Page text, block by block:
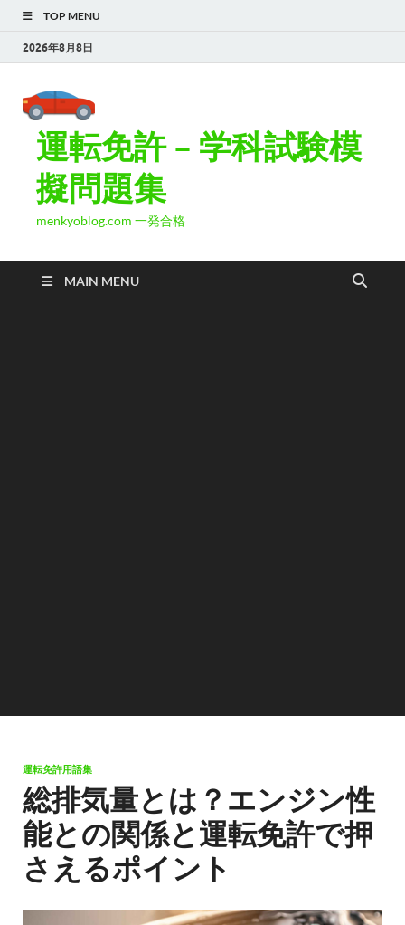
TOP MENU
2026年8月8日
運転免許 – 学科試験模
擬問題集
menkyoblog.com 一発合格
MAIN MENU
運転免許用語集
総排気量とは？エンジン性
能との関係と運転免許で押
さえるポイント